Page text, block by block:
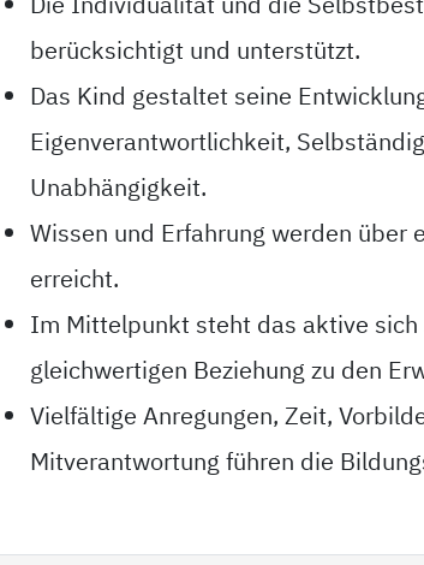
berücksichtigt und unterstützt.
Das Kind gestaltet seine
Eigenverantwortlichkeit,
Unabhängigkeit.
Wissen und Erfahrung werden über
erreicht.
Im Mittelpunkt steht das aktive
gleichwertigen Beziehung zu den
Vielfältige Anregungen, Zeit,
Mitverantwortung führen die